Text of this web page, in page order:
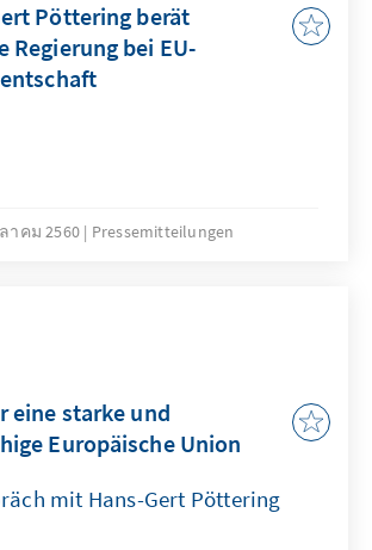
Pöttering berät
Regierung bei EU-
าคม 2560 Pressemitteilungen
eine starke und
Europäische Union
mit Hans-Gert Pöttering